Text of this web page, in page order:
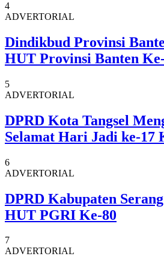
4
ADVERTORIAL
Dindikbud Provinsi
HUT Provinsi Banten
5
ADVERTORIAL
DPRD Kota Tangsel
Selamat Hari Jadi ke-17
6
ADVERTORIAL
DPRD Kabupaten
HUT PGRI Ke-80
7
ADVERTORIAL